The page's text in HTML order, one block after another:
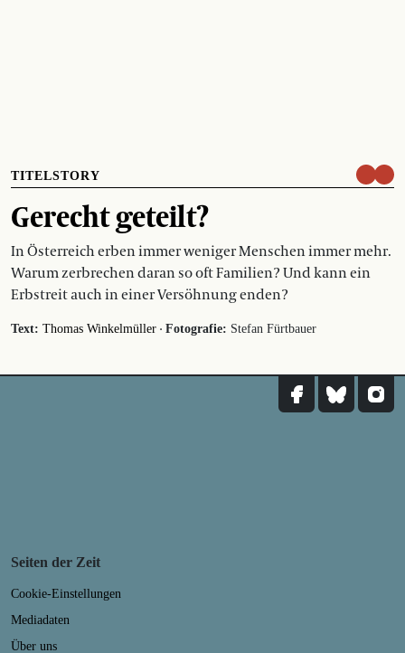
TITELSTORY
Gerecht geteilt?
In Österreich erben immer weniger Menschen immer mehr.
Warum zerbrechen daran so oft Familien? Und kann ein
Erbstreit auch in einer Versöhnung enden?
Text: Thomas Winkelmüller · Fotografie: Stefan Fürtbauer
Seiten der Zeit
Cookie-Einstellungen
Mediadaten
Über uns